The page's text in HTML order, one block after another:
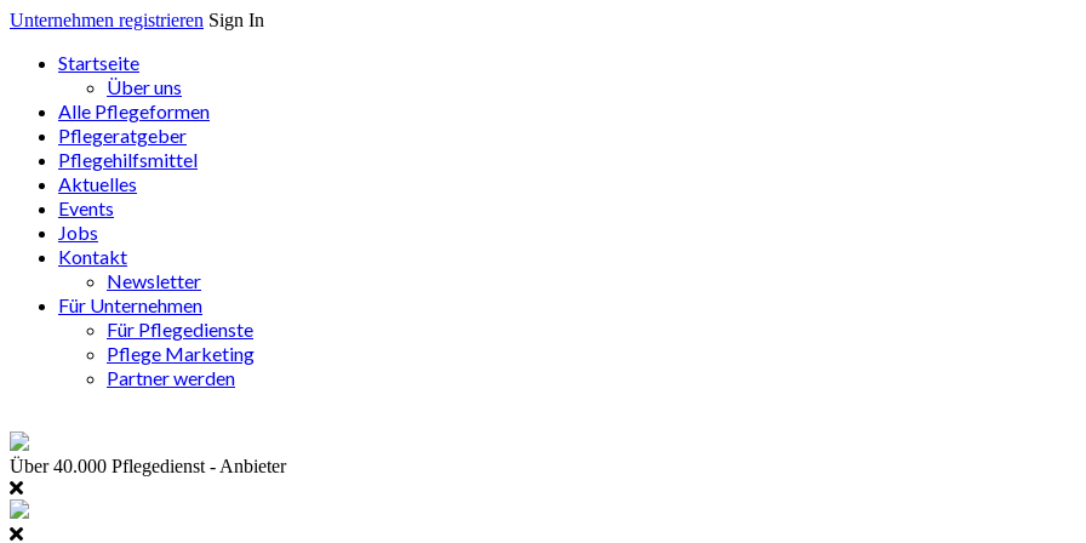
Unternehmen registrieren Sign In
Startseite
Über uns
Alle Pflegeformen
Pflegeratgeber
Pflegehilfsmittel
Aktuelles
Events
Jobs
Kontakt
Newsletter
Für Unternehmen
Für Pflegedienste
Pflege Marketing
Partner werden
Über 40.000 Pflegedienst - Anbieter